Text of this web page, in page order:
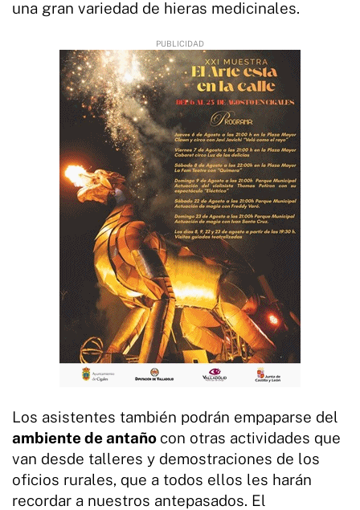
una gran variedad de hieras medicinales.
Los asistentes también podrán empaparse del
ambiente de antaño con otras actividades que
van desde talleres y demostraciones de los
oficios rurales, que a todos ellos les harán
recordar a nuestros antepasados. El